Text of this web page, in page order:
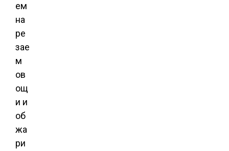
ем
на
ре
зае
м
ов
ощ
и и
об
жа
ри